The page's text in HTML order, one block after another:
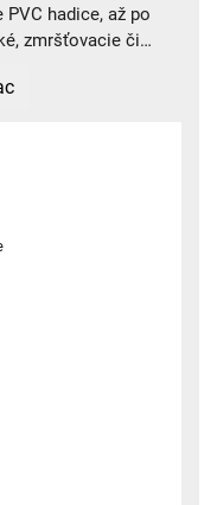
hadice, až po
zmršťovacie či
aby ste si
sekcií
každú záhradu a
zavlažovanie
potreby.